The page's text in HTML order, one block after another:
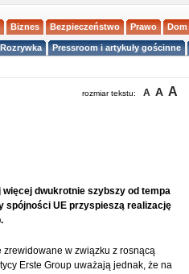
Biznes Bezpieczeństwo Prawo Dom
Rozrywka Pressroom i artykuły gościnne
rozmiar tekstu: A A A
dwukrotnie szybszy od tempa
spójności UE przyspieszą realizację
w związku z rosnącą
Erste Group uważają jednak, że na